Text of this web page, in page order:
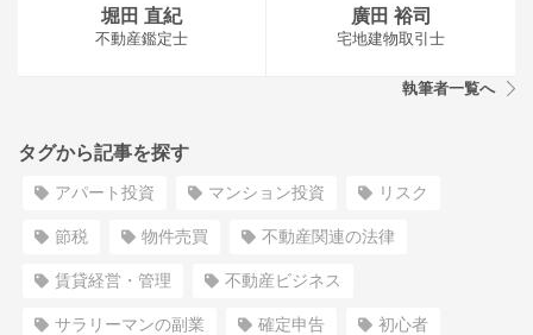
堀田 直紀
不動産鑑定士
廣田 裕司
宅地建物取引士
執筆者一覧へ
タグから記事を探す
アパート投資 マンション投資 リスク
節税 物件売買 不動産関連の法律
賃貸経営・管理 不動産ビジネス
サラリーマンの副業 確定申告 初心者